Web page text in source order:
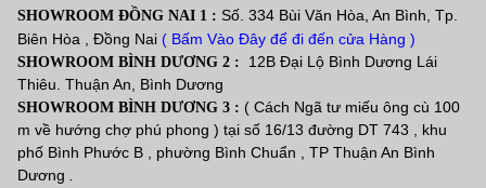
SHOWROOM ĐỒNG NAI 1 :Số. 334 Bùi Văn Hòa, An Bình, Tp.
Biên Hòa , Đồng Nai ( Bấm Vào Đây để đi đến cửa Hàng )
SHOWROOM BÌNH DƯƠNG 2 :
12B Đại Lộ Bình Dương Lái
Thiêu. Thuận An, Bình Dương
SHOWROOM BÌNH DƯƠNG 3 : ( Cách Ngã tư miếu ông cù 100
m về hướng chợ phú phong ) tại số 16/13 đường DT 743 , khu
phố Bình Phước B , phường Bình Chuẩn , TP Thuận An Bình
Dương.